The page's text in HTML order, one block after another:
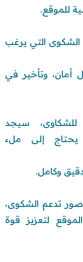
للموقع.
التي يرغب
أمان، وتأخير في
سيجد
يحتاج إلى ملء
وكامل.
تدعم الشكوى،
لتعزيز قوة